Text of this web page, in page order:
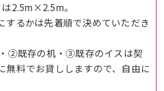
2.5m×2.5m。
するかは先着順で決めていただき
②既存の机・③既存のイスは契
無料でお貸ししますので、自由に